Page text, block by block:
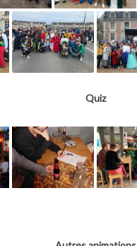
Quiz